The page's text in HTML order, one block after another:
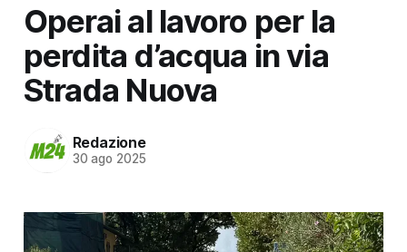
Operai al lavoro per la
perdita d’acqua in via
Strada Nuova
Redazione
30 ago 2025